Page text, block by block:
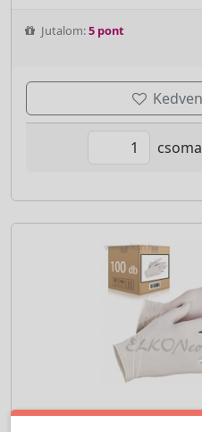
Jutalom:5 pont